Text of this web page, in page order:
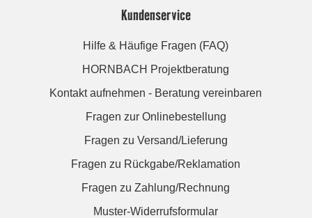
Kundenservice
Hilfe & Häufige Fragen (FAQ)
HORNBACH Projektberatung
Kontakt aufnehmen - Beratung vereinbaren
Fragen zur Onlinebestellung
Fragen zu Versand/Lieferung
Fragen zu Rückgabe/Reklamation
Fragen zu Zahlung/Rechnung
Muster-Widerrufsformular